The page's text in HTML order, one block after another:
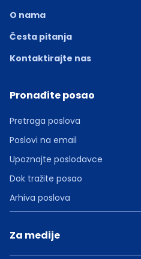
O nama
Česta pitanja
Kontaktirajte nas
Pronađite posao
Pretraga poslova
Poslovi na email
Upoznajte poslodavce
Dok tražite posao
Arhiva poslova
Za medije